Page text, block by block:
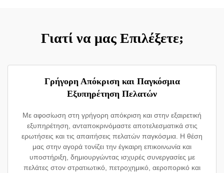
Γιατί να μας Επιλέξετε;
Γρήγορη Απόκριση και Παγκόσμια
Εξυπηρέτηση Πελατών
Με αφοσίωση στη γρήγορη απόκριση και στην εξαιρετική
εξυπηρέτηση, ανταποκρινόμαστε αποτελεσματικά στις
ερωτήσεις και τις απαιτήσεις πελατών παγκόσμια. Η θέση
μας στην αγορά τονίζει την έγκαιρη επικοινωνία και
υποστήριξη, δημιουργώντας ισχυρές συνεργασίες με
πελάτες στον στρατιωτικό, πετροχημικό, αεροπορικό και